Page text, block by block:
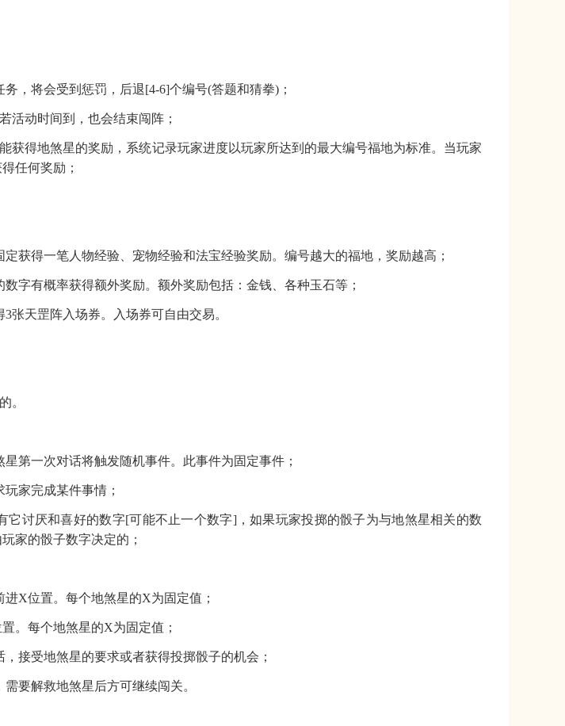
，将会受到惩罚，后退[4-6]个编号(答题和猜拳) ；
活动时间到，也会结束闯阵 ；
获得地煞星的奖励，系统记录玩家进度以玩家所达到的最大编号福地为标准。当玩家
任何奖励 ；
获得一笔人物经验、宠物经验和法宝经验奖励。编号越大的福地，奖励越高 ；
数字有概率获得额外奖励。额外奖励包括：金钱、各种玉石等 ；
张天罡阵入场券。入场券可自由交易。
。
第一次对话将触发随机事件。此事件为固定事件 ；
玩家完成某件事情 ；
它讨厌和喜好的数字[可能不止一个数字]，如果玩家投掷的骰子为与地煞星相关的数
家的骰子数字决定的 ；
进X位置。每个地煞星的X为固定值 ；
。每个地煞星的X为固定值 ；
接受地煞星的要求或者获得投掷骰子的机会 ；
要解救地煞星后方可继续闯关。